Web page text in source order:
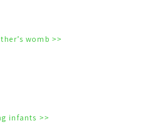
<< Children memories of being in their mother’s womb
<< Frenotomy revision rate in breastfeeding infants